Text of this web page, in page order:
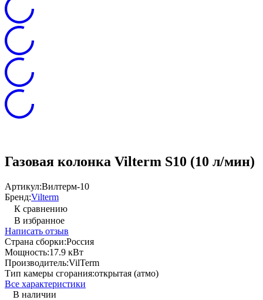
Газовая колонка Vilterm S10 (10 л/мин)
Артикул:Вилтерм-10
Бренд:Vilterm
К сравнению
В избранное
Написать отзыв
Страна сборки:Россия
Мощность:17.9 кВт
Производитель:VilTerm
Тип камеры сгорания:открытая (атмо)
Все характеристики
В наличии